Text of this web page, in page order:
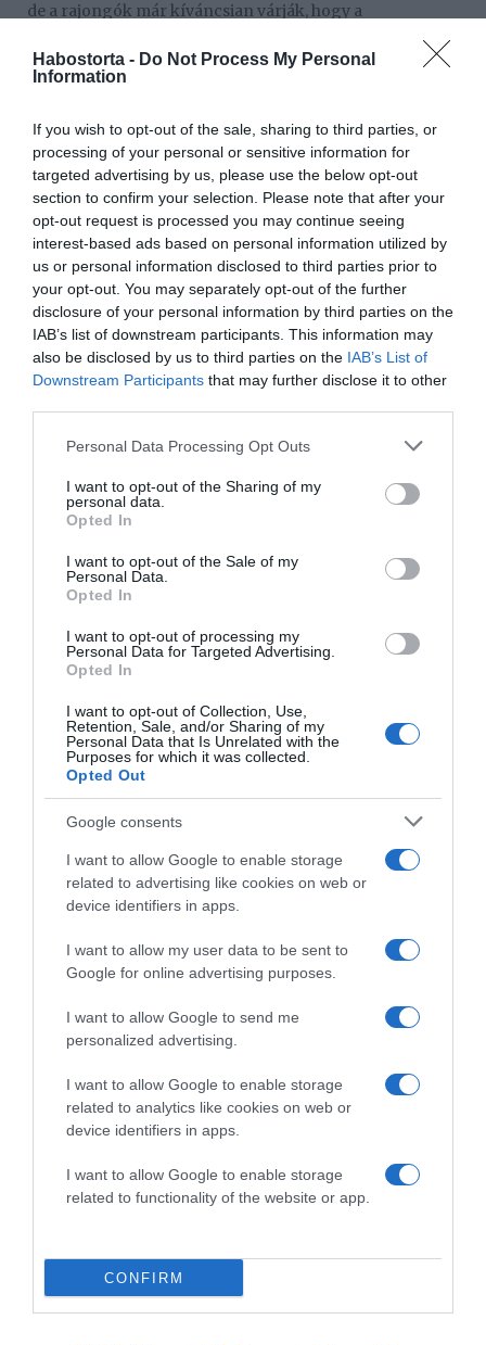
Habostorta - Do Not Process My Personal
Information
If you wish to opt-out of the sale, sharing to third parties, or
processing of your personal or sensitive information for
targeted advertising by us, please use the below opt-out
section to confirm your selection. Please note that after your
opt-out request is processed you may continue seeing
interest-based ads based on personal information utilized by
us or personal information disclosed to third parties prior to
your opt-out. You may separately opt-out of the further
disclosure of your personal information by third parties on the
IAB’s list of downstream participants. This information may
also be disclosed by us to third parties on the IAB’s List of
Downstream Participants that may further disclose it to other
Please note that this website/app uses one or more Google
not limited to your visit or usage behaviour. You may click to
grant or deny consent to Google and its third-party tags to
use your data for below specified purposes in below Google
consent section.
Personal Data Processing Opt Outs
I want to opt-out of the Sharing of my
personal data.
Opted In
I want to opt-out of the Sale of my
Personal Data.
Opted In
I want to opt-out of processing my
Personal Data for Targeted Advertising.
Opted In
I want to opt-out of Collection, Use,
Retention, Sale, and/or Sharing of my
Personal Data that Is Unrelated with the
Purposes for which it was collected.
Opted Out
Google consents
I want to allow Google to enable storage
related to advertising like cookies on web or
device identifiers in apps.
I want to allow my user data to be sent to
Google for online advertising purposes.
I want to allow Google to send me
personalized advertising.
I want to allow Google to enable storage
related to analytics like cookies on web or
device identifiers in apps.
I want to allow Google to enable storage
related to functionality of the website or app.
CONFIRM
de a rajongók már kíváncsian várják, hogy a
Az esküvő utáni bulin sem maradt el a szórakozás: a
Kesha, a The Chainsmokers és Tate McRae is mikrofont
ragadott. A lagzin állítólag olyan zenei legendák is
felléptek, mint Stevie Nicks és Paul McCartney, így
valóban az év egyik legexkluzívabb sztáresküvőjét
sikerült összehozni.
Megosztás: Facebook Twitter Pinterest
Címkék: esküvő ,Taylor Swift,Travis Kelce,
tombola, luxus ajándékok
HASONLÓ BEJEGYZÉSEK
2026-08-09.
Ha izzadsz, erre a 3 létfontosságú elemre van szükség